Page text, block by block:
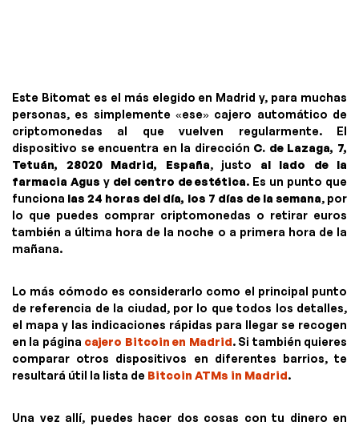
Este Bitomat es el más elegido en Madrid y, para muchas
personas, es simplemente «ese» cajero automático de
criptomonedas al que vuelven regularmente. El
dispositivo se encuentra en la dirección C. de Lazaga, 7,
Tetuán, 28020 Madrid, España, justo al lado de la
farmacia Agus y del centro de estética. Es un punto que
funciona las 24 horas del día, los 7 días de la semana, por
lo que puedes comprar criptomonedas o retirar euros
también a última hora de la noche o a primera hora de la
mañana.
Lo más cómodo es considerarlo como el principal punto
de referencia de la ciudad, por lo que todos los detalles,
el mapa y las indicaciones rápidas para llegar se recogen
en la página cajero Bitcoin en Madrid. Si también quieres
comparar otros dispositivos en diferentes barrios, te
resultará útil la lista de Bitcoin ATMs in Madrid.
Una vez allí, puedes hacer dos cosas con tu dinero en